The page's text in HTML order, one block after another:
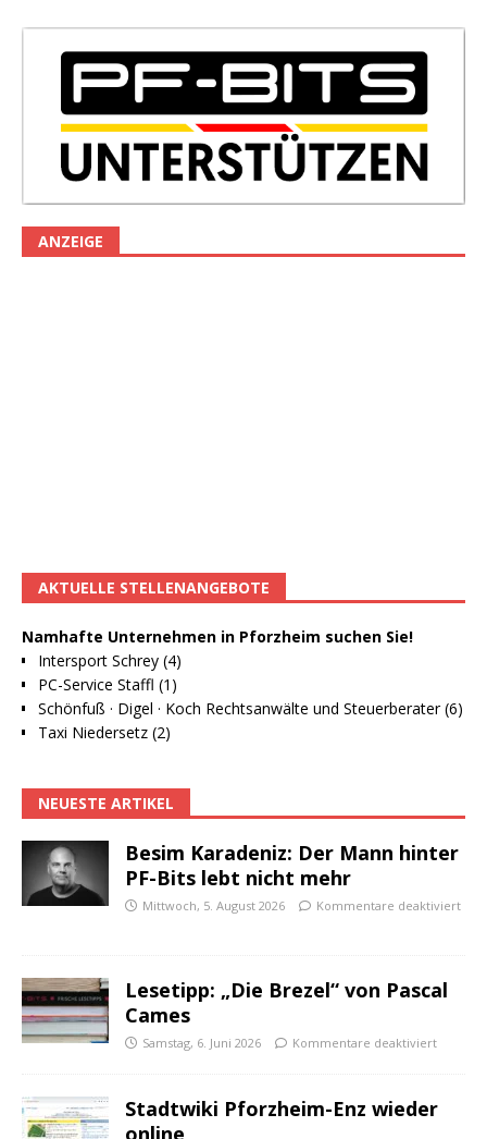
ANZEIGE
AKTUELLE STELLENANGEBOTE
Namhafte Unternehmen in Pforzheim suchen Sie!
Intersport Schrey (4)
PC-Service Staffl (1)
Schönfuß · Digel · Koch Rechtsanwälte und Steuerberater (6)
Taxi Niedersetz (2)
NEUESTE ARTIKEL
Besim Karadeniz: Der Mann hinter
PF-Bits lebt nicht mehr
Mittwoch, 5. August 2026 Kommentare deaktiviert
Lesetipp: „Die Brezel“ von Pascal
Cames
Samstag, 6. Juni 2026 Kommentare deaktiviert
Stadtwiki Pforzheim-Enz wieder
online